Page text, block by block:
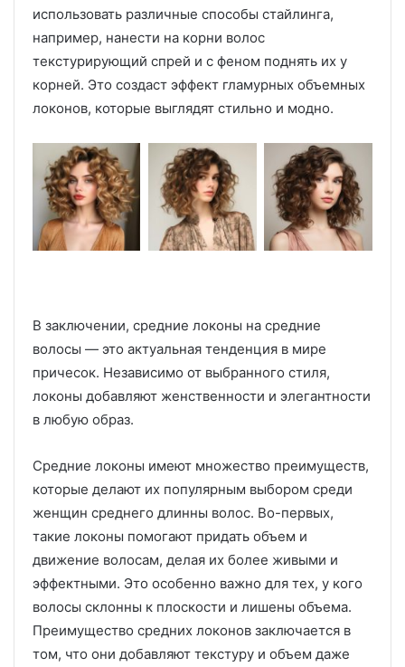
использовать различные способы стайлинга,
например, нанести на корни волос
текстурирующий спрей и с феном поднять их у
корней. Это создаст эффект гламурных объемных
локонов, которые выглядят стильно и модно.
В заключении, средние локоны на средние
волосы — это актуальная тенденция в мире
причесок. Независимо от выбранного стиля,
локоны добавляют женственности и элегантности
в любую образ.
Средние локоны имеют множество преимуществ,
которые делают их популярным выбором среди
женщин среднего длинны волос. Во-первых,
такие локоны помогают придать объем и
движение волосам, делая их более живыми и
эффектными. Это особенно важно для тех, у кого
волосы склонны к плоскости и лишены объема.
Преимущество средних локонов заключается в
том, что они добавляют текстуру и объем даже